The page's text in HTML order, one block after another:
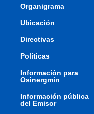
Organigrama
Ubicación
Directivas
Políticas
Información para
Osinergmin
Información pública
del Emisor